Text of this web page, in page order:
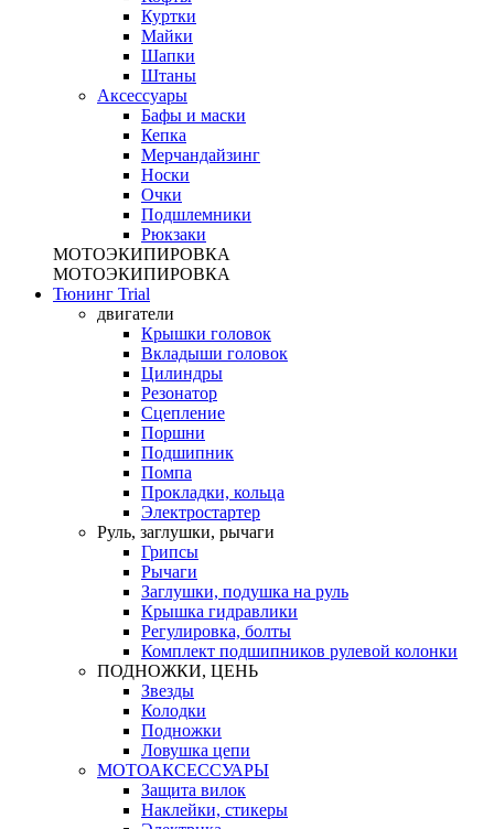
Куртки
Майки
Шапки
Штаны
Аксессуары
Бафы и маски
Кепка
Мерчандайзинг
Носки
Очки
Подшлемники
Рюкзаки
МОТОЭКИПИРОВКА
МОТОЭКИПИРОВКА
Тюнинг Trial
двигатели
Крышки головок
Вкладыши головок
Цилиндры
Резонатор
Сцепление
Поршни
Подшипник
Помпа
Прокладки, кольца
Электростартер
Руль, заглушки, рычаги
Грипсы
Рычаги
Заглушки, подушка на руль
Крышка гидравлики
Регулировка, болты
Комплект подшипников рулевой колонки
ПОДНОЖКИ, ЦЕНЬ
Звезды
Колодки
Подножки
Ловушка цепи
МОТОАКСЕССУАРЫ
Защита вилок
Наклейки, стикеры